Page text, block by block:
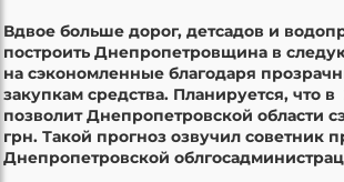
Вдвое больше дорог, детсадов и
построить Днепропетровщина в
на сэкономленные благодаря
закупкам средства. Планируется, что в
позволит Днепропетровской области
грн. Такой прогноз озвучил советник
Днепропетровской